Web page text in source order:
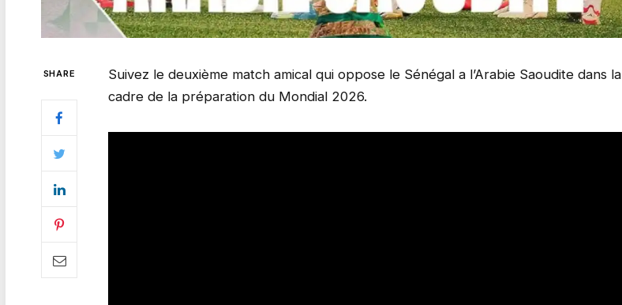
SHARE
Suivez le deuxième match amical qui oppose le Sénégal a l’Arabie Saoudite dans la
cadre de la préparation du Mondial 2026.